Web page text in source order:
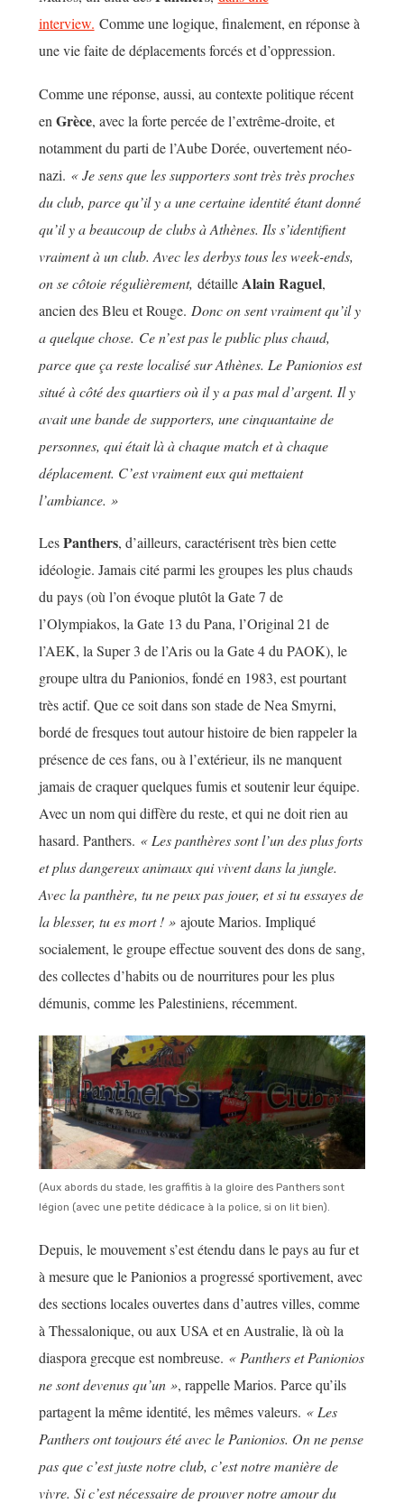
interview. Comme une logique, finalement, en réponse à
une vie faite de déplacements forcés et d’oppression.
Comme une réponse, aussi, au contexte politique récent
en Grèce, avec la forte percée de l’extrême-droite, et
notamment du parti de l’Aube Dorée, ouvertement néo-
nazi. « Je sens que les supporters sont très très proches
du club, parce qu’il y a une certaine identité étant donné
qu’il y a beaucoup de clubs à Athènes. Ils s’identifient
vraiment à un club. Avec les derbys tous les week-ends,
on se côtoie régulièrement, détaille Alain Raguel,
ancien des Bleu et Rouge. Donc on sent vraiment qu’il y
a quelque chose. Ce n’est pas le public plus chaud,
parce que ça reste localisé sur Athènes. Le Panionios est
situé à côté des quartiers où il y a pas mal d’argent. Il y
avait une bande de supporters, une cinquantaine de
personnes, qui était là à chaque match et à chaque
déplacement. C’est vraiment eux qui mettaient
l’ambiance. »
LesPanthers, d’ailleurs, caractérisent très bien cette
idéologie. Jamais cité parmi les groupes les plus chauds
du pays (où l’on évoque plutôt la Gate 7 de
l’Olympiakos, la Gate 13 du Pana, l’Original 21 de
l’AEK, la Super 3 de l’Aris ou la Gate 4 du PAOK), le
groupe ultra du Panionios, fondé en 1983, est pourtant
très actif. Que ce soit dans son stade de Nea Smyrni,
bordé de fresques tout autour histoire de bien rappeler la
présence de ces fans, ou à l’extérieur, ils ne manquent
jamais de craquer quelques fumis et soutenir leur équipe.
Avec un nom qui diffère du reste, et qui ne doit rien au
hasard. Panthers. « Les panthères sont l’un des plus forts
et plus dangereux animaux qui vivent dans la jungle.
Avec la panthère, tu ne peux pas jouer, et si tu essayes de
la blesser, tu es mort ! » ajoute Marios. Impliqué
socialement, le groupe effectue souvent des dons de sang,
des collectes d’habits ou de nourritures pour les plus
démunis, comme les Palestiniens, récemment.
(Aux abords du stade, les graffitis à la gloire des Panthers sont
légion (avec une petite dédicace à la police, si on lit bien).
Depuis, le mouvement s’est étendu dans le pays au fur et
à mesure que le Panionios a progressé sportivement, avec
des sections locales ouvertes dans d’autres villes, comme
à Thessalonique, ou aux USA et en Australie, là où la
diaspora grecque est nombreuse. « Panthers et Panionios
ne sont devenus qu’un », rappelle Marios. Parce qu’ils
partagent la même identité, les mêmes valeurs. « Les
Panthers ont toujours été avec le Panionios. On ne pense
pas que c’est juste notre club, c’est notre manière de
vivre. Si c’est nécessaire de prouver notre amour du